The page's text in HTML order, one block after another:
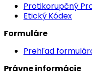
Protikorupčný
Etický Kódex
Formuláre
Prehľad
Právne informácie